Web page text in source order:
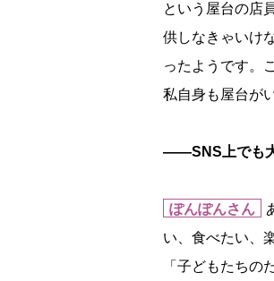
という屋台の店
供しなきゃいけ
ったようです。
私自身も屋台が
――SNS上でも大
ぽんぽんさん
い、食べたい、
「子どもたちの